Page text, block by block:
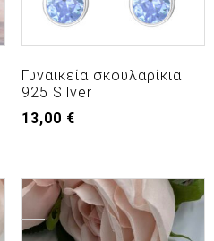
Γυναικεία σκουλαρίκια
925 Silver
13,00 €